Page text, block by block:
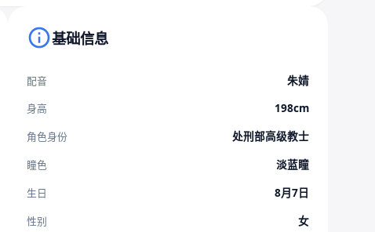
基础信息
配音 朱婧
身高 198cm
角色身份 处刑部高级教士
瞳色 淡蓝瞳
生日 8月7日
性别 女